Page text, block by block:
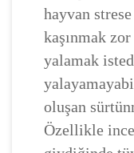
hayvan
kaşınmak
yalamak
oluşan
Özellikle